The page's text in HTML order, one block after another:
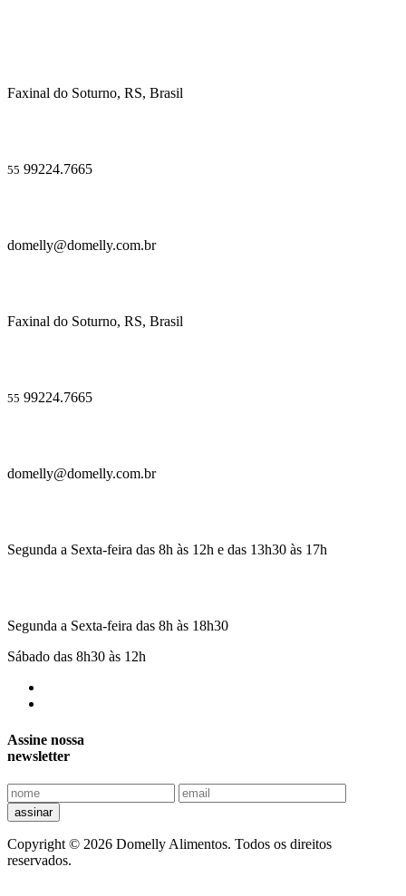
Faxinal do Soturno, RS, Brasil
55 99224.7665
domelly@domelly.com.br
Faxinal do Soturno, RS, Brasil
55 99224.7665
domelly@domelly.com.br
Segunda a Sexta-feira das 8h às 12h e das 13h30 às 17h
Segunda a Sexta-feira das 8h às 18h30
Sábado das 8h30 às 12h
Assine nossa
newsletter
assinar
Copyright © 2026 Domelly Alimentos. Todos os direitos
reservados.